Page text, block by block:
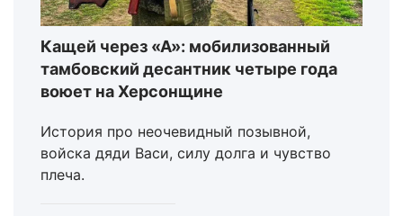
Кащей через «А»: мобилизованный
тамбовский десантник четыре года
воюет на Херсонщине
История про неочевидный позывной,
войска дяди Васи, силу долга и чувство
плеча.